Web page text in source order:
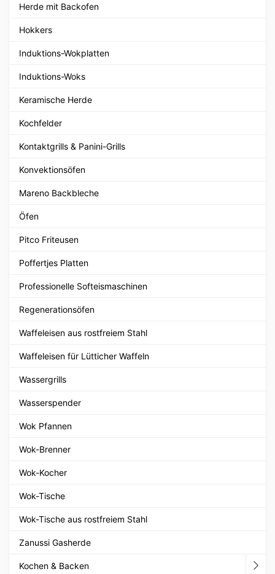
Herde mit Backofen
Hokkers
Induktions-Wokplatten
Induktions-Woks
Keramische Herde
Kochfelder
Kontaktgrills & Panini-Grills
Konvektionsöfen
Mareno Backbleche
Öfen
Pitco Friteusen
Poffertjes Platten
Professionelle Softeismaschinen
Regenerationsöfen
Waffeleisen aus rostfreiem Stahl
Waffeleisen für Lütticher Waffeln
Wassergrills
Wasserspender
Wok Pfannen
Wok-Brenner
Wok-Kocher
Wok-Tische
Wok-Tische aus rostfreiem Stahl
Zanussi Gasherde
Kochen & Backen